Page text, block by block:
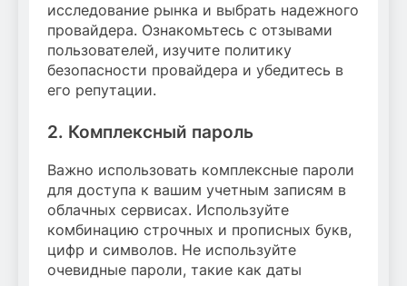
исследование рынка и выбрать надежного
провайдера. Ознакомьтесь с отзывами
пользователей, изучите политику
безопасности провайдера и убедитесь в
его репутации.
2. Комплексный пароль
Важно использовать комплексные пароли
для доступа к вашим учетным записям в
облачных сервисах. Используйте
комбинацию строчных и прописных букв,
цифр и символов. Не используйте
очевидные пароли, такие как даты